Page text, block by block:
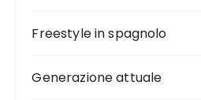
Freestyle in spagnolo
Generazione attuale